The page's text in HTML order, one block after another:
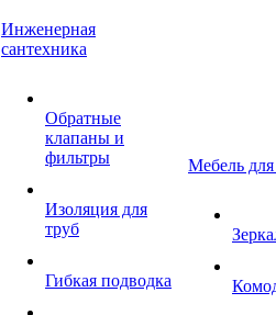
Инженерная
сантехника
Обратные
клапаны и
фильтры
Изоляция для
труб
Гибкая подводка
Мебель